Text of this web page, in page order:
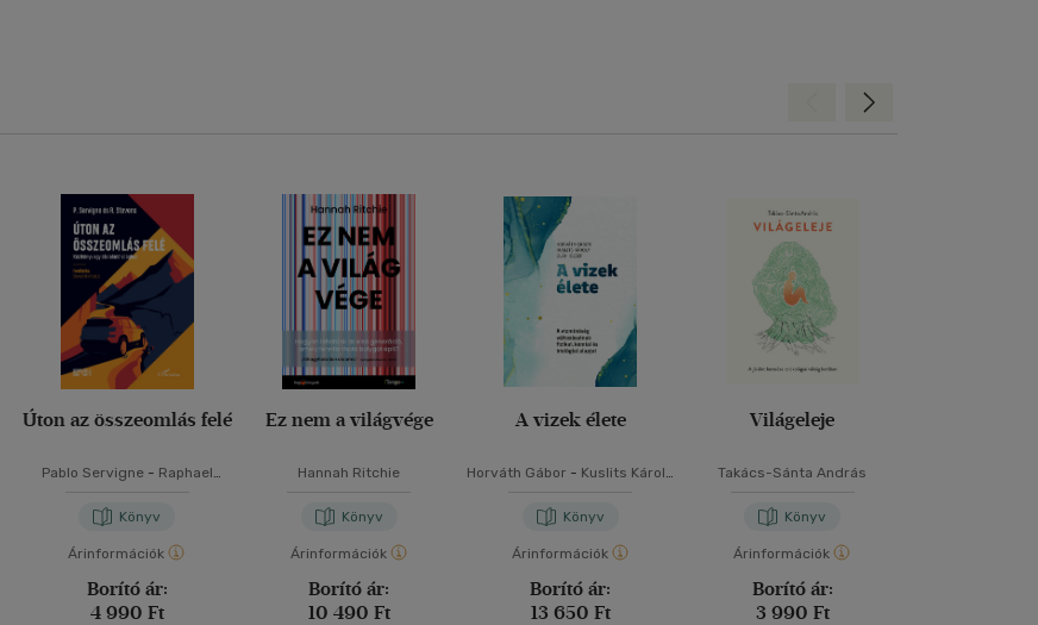
Úton az összeomlás felé
Pablo Servigne- Raphael
Könyv
Árinformációk
Borító ár:
4 990 Ft
Ez nem a világvége
Hannah Ritchie
Könyv
Árinformációk
Borító ár:
10 490 Ft
A vizek élete
Horváth Gábor - Kuslits Károly
Könyv
Árinformációk
Borító ár:
13 650 Ft
Világeleje
Takács-Sánta András
Könyv
Árinformációk
Borító ár:
3 990 Ft
Előre